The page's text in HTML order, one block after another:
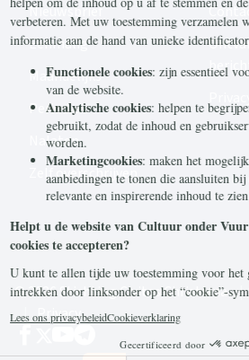
Nieuwsbrief
Eenmalig
Maandelijks
Periodiek
Nalaten
Zelf overschrijven
© 2026 Stichting Civitas Christiana
Privacy